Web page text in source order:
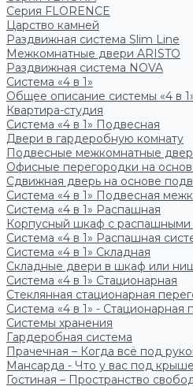
Серия FLORENCE
Царство камней
Раздвижная система Slim Line
Межкомнатные двери ARISTO
Раздвижная система NOVA
Система «4 в 1»
Общее описание системы «4 в
Квартира-студия
Система «4 в 1» Подвесная
Двери в гардеробную комнату
Подвесные межкомнатные
Офисные перегородки на
Сдвижная дверь на основе
Система «4 в 1» Подвесная
Система «4 в 1» Распашная
Корпусный шкаф с распашными
Система «4 в 1» Распашная
Система «4 в 1» Складная
Складные двери в шкаф или
Система «4 в 1» Стационарная
Стеклянная стационарная
Система «4 в 1» - Стационарная
Системы хранения
Гардеробная система
Прачечная – Когда всё под
Мансарда - Что у вас под
Гостиная – Пространство